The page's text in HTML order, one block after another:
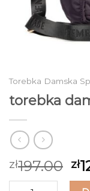
Torebka Damska
torebka
zł197.00 zł
ilość torebka